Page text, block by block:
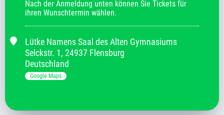
Lütke Namens Saal des Alten Gymnasiums
Selckstr. 1, 24937 Flensburg
Deutschland
Google Maps
Nach der Anmeldung unten können Sie Tickets für
ihren Wunschtermin wählen.